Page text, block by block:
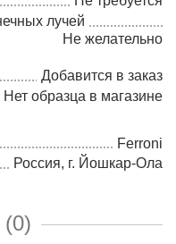
лучей
Не желательно
Добавится в заказ
Нет образца в магазине
Ferroni
Россия, г. Йошкар-Ола